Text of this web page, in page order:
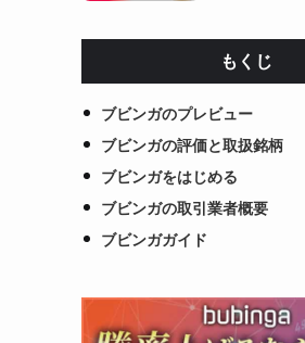
もくじ
ブビンガのプレビュー
ブビンガの評価と取扱銘柄
ブビンガをはじめる
ブビンガの取引業者概要
ブビンガガイド